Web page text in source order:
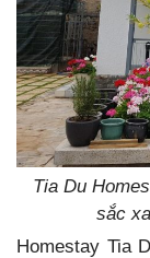
Tia Du
sắc
Homestay Tia